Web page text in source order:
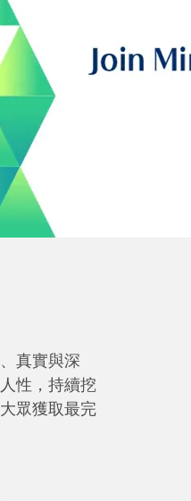
真實與深
性，持續挖
眾獲取最完